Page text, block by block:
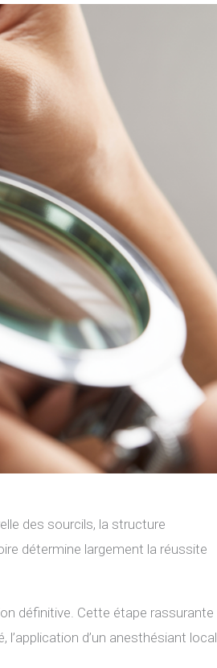
des sourcils, la structure
détermine largement la réussite
définitive. Cette étape rassurante
d’un anesthésiant local